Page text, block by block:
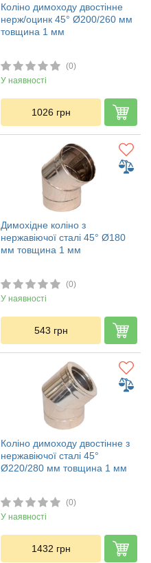
Коліно димоходу двостінне
нерж/оцинк 45° Ø200/260 мм
товщина 1 мм
(0)
У наявності
1026 грн
Димохідне коліно з
нержавіючої сталі 45° Ø180
мм товщина 1 мм
(0)
У наявності
543 грн
Коліно димоходу двостінне з
нержавіючої сталі 45°
Ø220/280 мм товщина 1 мм
(0)
У наявності
1432 грн